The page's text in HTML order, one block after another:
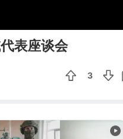
表座谈会
3